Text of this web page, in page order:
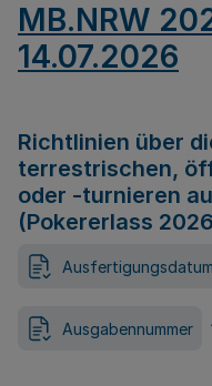
MB.NRW
14.07.2026
Richtlinien über
terrestrischen,
oder -turnieren
(Pokererlass
Ausfertigungsdatum
Ausgabennummer